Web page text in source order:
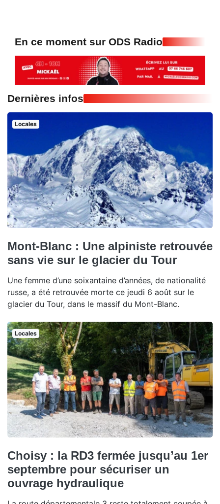
En ce moment sur ODS Radio
Dernières infos
Locales
Mont-Blanc : Une alpiniste retrouvée
sans vie sur le glacier du Tour
Une femme d’une soixantaine d’années, de nationalité
russe, a été retrouvée morte ce jeudi 6 août sur le
glacier du Tour, dans le massif du Mont-Blanc.
Locales
Choisy : la RD3 fermée jusqu’au 1er
septembre pour sécuriser un
ouvrage hydraulique